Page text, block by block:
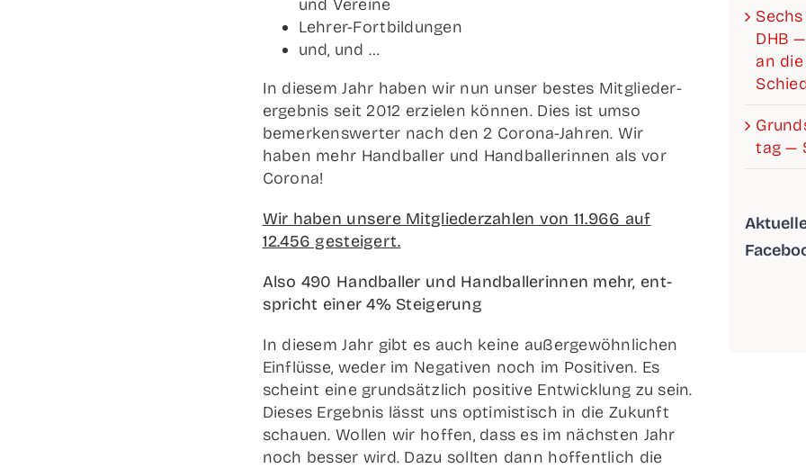
und Vereine
Leh­­rer-For­t­­bil­­dun­­gen
und, und …
In die­sem Jahr haben wir nun unser bes­tes Mit­glie­der­
ergeb­nis seit 2012 erzie­len kön­nen. Dies ist umso
bemer­kens­wer­ter nach den 2 Coro­­na-Jah­­ren. Wir
haben mehr Hand­bal­ler und Hand­bal­le­rin­nen als vor
Corona!
Wir haben unse­re Mit­glie­der­zah­len von 11.966 auf
12.456 gesteigert.
Also 490 Hand­bal­ler und Hand­bal­le­rin­nen mehr, ent­
spricht einer 4% Steigerung
In die­sem Jahr gibt es auch kei­ne außer­ge­wöhn­li­chen
Ein­flüs­se, weder im Nega­ti­ven noch im Posi­ti­ven. Es
scheint eine grund­sätz­lich posi­ti­ve Ent­wick­lung zu sein.
Die­ses Ergeb­nis lässt uns opti­mis­tisch in die Zukunft
schau­en. Wol­len wir hof­fen, dass es im nächs­ten Jahr
noch bes­ser wird. Dazu soll­ten dann hof­fent­lich die
DHB
an
tag —